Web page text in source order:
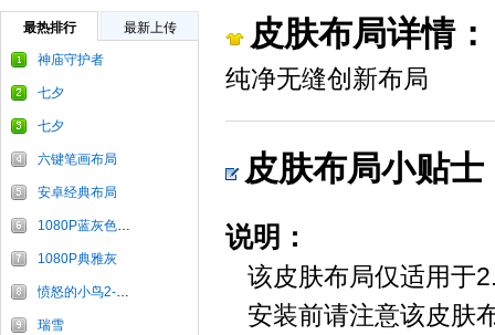
最热排行 最新上传
神庙守护者
七夕
七夕
六键笔画布局
安卓经典布局
1080P蓝灰色布局
1080P典雅灰
愤怒的小鸟2-炫舞银
瑞雪
皮肤布局详情：
纯净无缝创新布局
皮肤布局小贴士
说明：
该皮肤布局仅适用于
安装前请注意该皮肤